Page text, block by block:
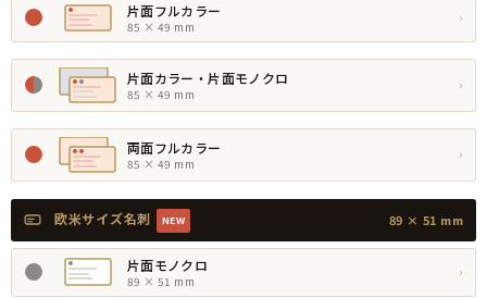
片面フルカラー
85 × 49 mm
›
片面カラー・片面モノクロ
85 × 49 mm
›
両面フルカラー
85 × 49 mm
›
欧米サイズ名刺 NEW 89 × 51 mm
片面モノクロ
89 × 51 mm
›